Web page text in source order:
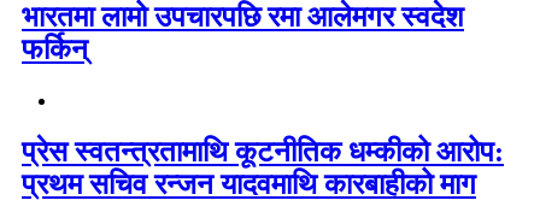
भारतमा लामो उपचारपछि रमा आलेमगर स्वदेश
फर्किन्
प्रेस स्वतन्त्रतामाथि कूटनीतिक धम्कीको आरोप:
प्रथम सचिव रन्जन यादवमाथि कारबाहीको माग